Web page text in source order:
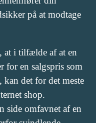
på at modtage
at i tilfælde af at en
for en salgspris som
det for det meste
shop.
side omfavnet af en